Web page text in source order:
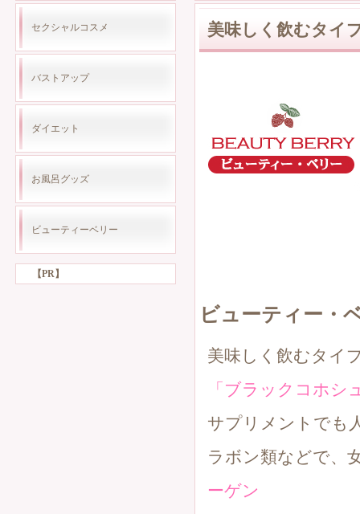
美味しく飲むタイ
ビューティー・
美味しく飲むタイ
「ブラックコホシ
サプリメントでも
ラボン類などで、
ーゲン
セクシャルコスメ
バストアップ
ダイエット
お風呂グッズ
ビューティーベリー
【PR】